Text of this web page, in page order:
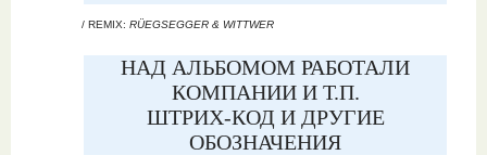
/ REMIX: RÜEGSEGGER & WITTWER
НАД АЛЬБОМОМ РАБОТАЛИ
КОМПАНИИ И Т.П.
ШТРИХ-КОД И ДРУГИЕ
ОБОЗНАЧЕНИЯ